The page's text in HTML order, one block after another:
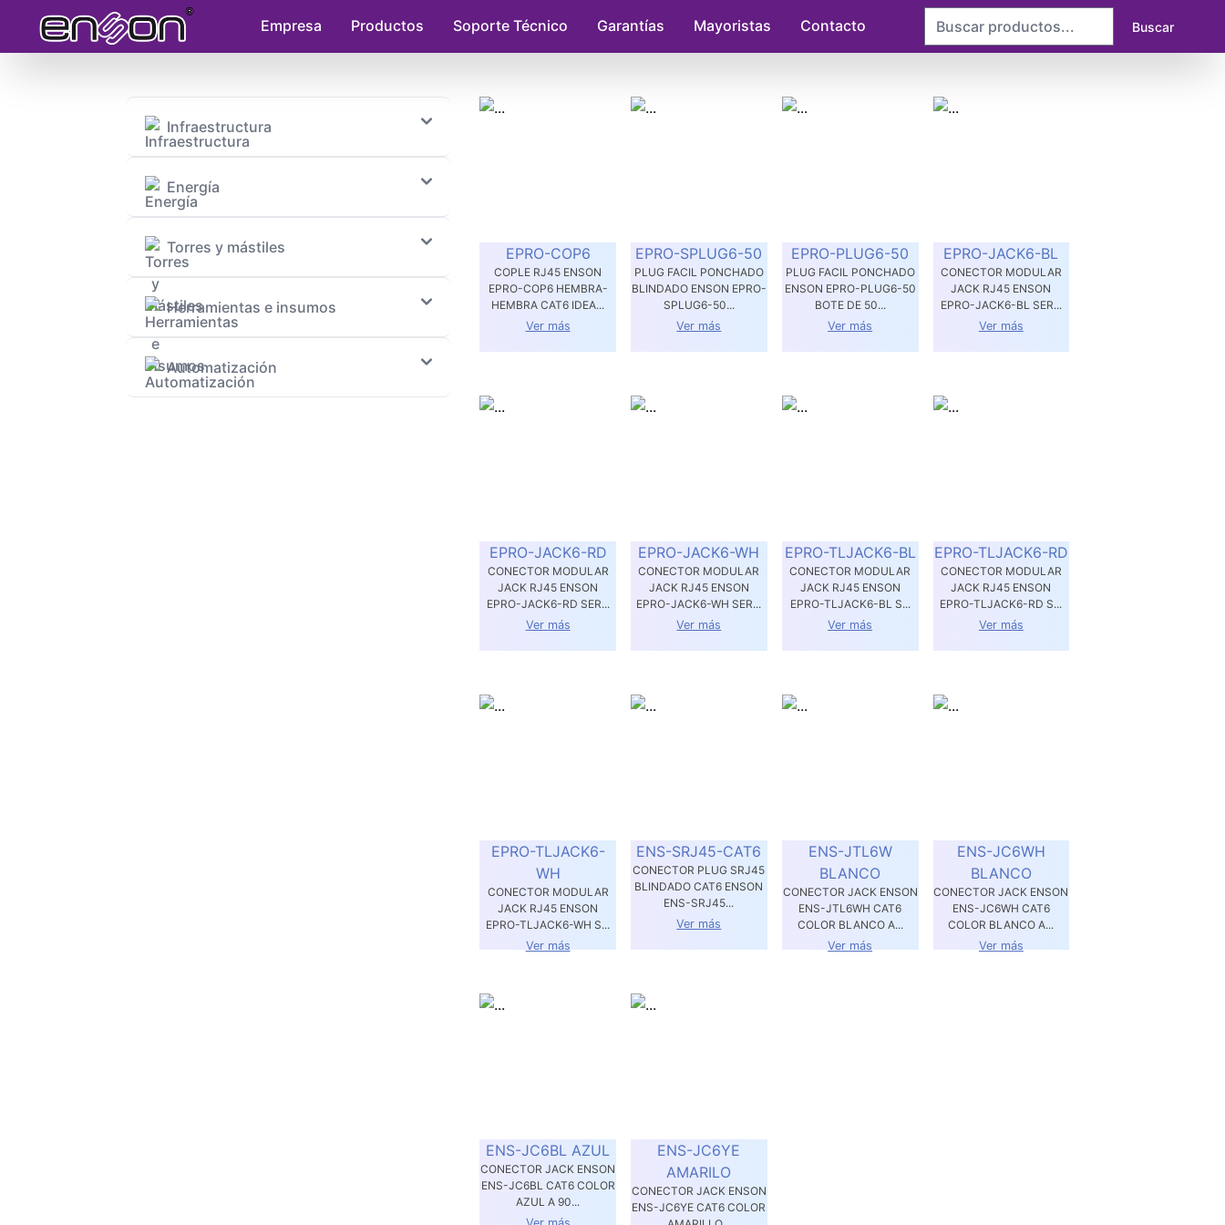
Empresa Productos Soporte Técnico Garantías Mayoristas Contacto Buscar
Infraestructura
Energía
Torres y mástiles
Herramientas e insumos
Automatización
EPRO-COP6
COPLE RJ45 ENSON
EPRO-COP6 HEMBRA-
HEMBRA CAT6 IDEA...
Ver más
EPRO-SPLUG6-50
PLUG FACIL PONCHADO
BLINDADO ENSON EPRO-
SPLUG6-50...
Ver más
EPRO-PLUG6-50
PLUG FACIL PONCHADO
ENSON EPRO-PLUG6-50
BOTE DE 50...
Ver más
EPRO-JACK6-BL
CONECTOR MODULAR
JACK RJ45 ENSON
EPRO-JACK6-BL SER...
Ver más
EPRO-JACK6-RD
CONECTOR MODULAR
JACK RJ45 ENSON
EPRO-JACK6-RD SER...
Ver más
EPRO-JACK6-WH
CONECTOR MODULAR
JACK RJ45 ENSON
EPRO-JACK6-WH SER...
Ver más
EPRO-TLJACK6-BL
CONECTOR MODULAR
JACK RJ45 ENSON
EPRO-TLJACK6-BL S...
Ver más
EPRO-TLJACK6-RD
CONECTOR MODULAR
JACK RJ45 ENSON
EPRO-TLJACK6-RD S...
Ver más
EPRO-TLJACK6-
WH
CONECTOR MODULAR
JACK RJ45 ENSON
EPRO-TLJACK6-WH S...
Ver más
ENS-SRJ45-CAT6
CONECTOR PLUG SRJ45
BLINDADO CAT6 ENSON
ENS-SRJ45...
Ver más
ENS-JTL6W
BLANCO
CONECTOR JACK ENSON
ENS-JTL6WH CAT6
COLOR BLANCO A...
Ver más
ENS-JC6WH
BLANCO
CONECTOR JACK ENSON
ENS-JC6WH CAT6
COLOR BLANCO A...
Ver más
ENS-JC6BL AZUL
CONECTOR JACK ENSON
ENS-JC6BL CAT6 COLOR
AZUL A 90...
ENS-JC6YE
AMARILO
CONECTOR JACK ENSON
ENS-JC6YE CAT6 COLOR